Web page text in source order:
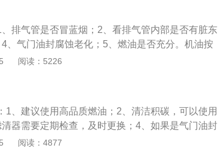
的泄漏、防止外界的污染物；3、防止水、空气、
4、缓冲发动机气缸口压力上升；5、冲洗零件工作
排气管是否冒蓝烟；2、看排气管内部是否有脏东
、气门油封腐蚀老化；5、燃油是否充分。机油按
油、矿物质机油。机油是发动机使用的润滑油，
。基础油是润滑油的主要成分决定着润滑油的基
基础油性能方面的不足，赋予新的性能，是润滑油
阅读：5226
1、建议使用高品质燃油；2、清洁积碳，可以使用
器需要定期检查，及时更换；4、如果是气门油封
、如果机油加多了，可以用注射器连接管道从油
阅读：4877